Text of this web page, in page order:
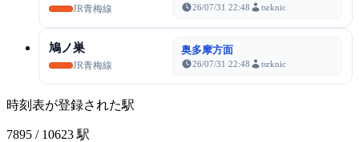
JR青梅線 26/07/31 22:48 tsrknic
鳩ノ巣
JR青梅線
奥多摩方面
26/07/31 22:48 tsrknic
時刻表が登録された駅
7895 / 10623 駅